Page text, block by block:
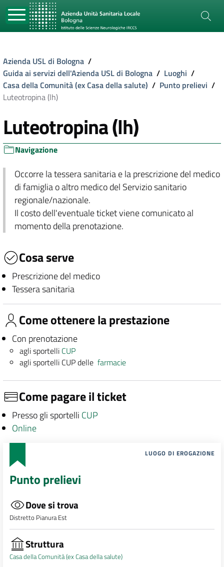
Azienda USL di Bologna /
Guida ai servizi dell'Azienda USL di Bologna / Luoghi /
Casa della Comunità (ex Casa della salute) / Punto prelievi /
Luteotropina (lh)
Luteotropina (lh)
Navigazione
Occorre la tessera sanitaria e la prescrizione del medico
di famiglia o altro medico del Servizio sanitario
regionale/nazionale.
Il costo dell'eventuale ticket viene comunicato al
momento della prenotazione.
Cosa serve
Prescrizione del medico
Tessera sanitaria
Come ottenere la prestazione
Con prenotazione
agli sportelli CUP
agli sportelli CUP dellefarmacie
Come pagare il ticket
Presso gli sportelli CUP
Online
LUOGO DI EROGAZIONE
Punto prelievi
Dove si trova
Distretto Pianura Est
Struttura
Casa della Comunità (ex Casa della salute)